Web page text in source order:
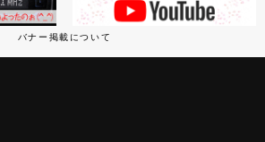
バナー掲載について